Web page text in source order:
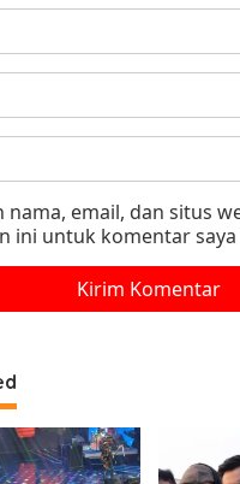
nama, email, dan situs
ini untuk komentar